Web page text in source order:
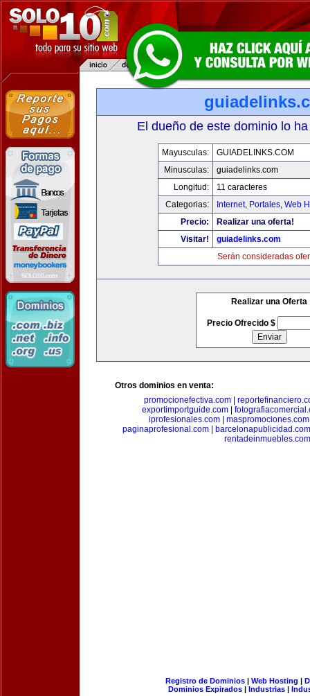
El dueño de este dominio lo
Mayusculas:
GUIADELINKS.COM
Minusculas:
guiadelinks.com
Longitud:
11 caracteres
Categorias:
Internet, Portales, Web
Precio:
Realizar una oferta!
Visitar!
guiadelinks.com
Serán consideradas
Realizar una Oferta
Precio Ofrecido $
Otros dominios en venta:
promocionefectiva.com
exportimportguide.com
iprofesionales.com
maspromociones.com
paginaprofesional.com|
barcelonapublicidad.com
rentadeinmuebles.com
Registro de Dominios| Web Hosting |
Dominios Expirados | Industrias |